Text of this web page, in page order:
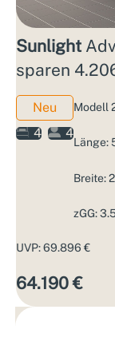
Sunlight
sparen
Neu
4
4
Modell
Länge:
Breite:
zGG:
UVP: 69.896 €
64.190 €